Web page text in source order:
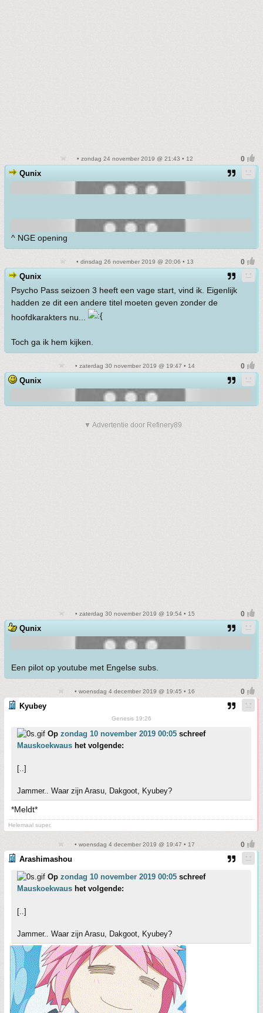
• zondag 24 november 2019 @ 21:43 • 12
Qunix
^ NGE opening
• dinsdag 26 november 2019 @ 20:06 • 13
Qunix
Psycho Pass seizoen 3 heeft een vage start, vind ik. Eigenlijk
hadden ze dit een andere titel moeten geven zonder de
hoofdkarakters nu...
Toch ga ik hem kijken.
• zaterdag 30 november 2019 @ 19:47 • 14
Qunix
▼ Advertentie door Refinery89
• zaterdag 30 november 2019 @ 19:54 • 15
Qunix
Een pilot op youtube met Engelse subs.
• woensdag 4 december 2019 @ 19:45 • 16
Kyubey
Genesis 19:26
Op zondag 10 november 2019 00:05 schreef
Mauskoekwaus het volgende:
[..]
Jammer.. Waar zijn Arasu, Dakgoot, Kyubey?
*Meldt*
Helemaal super.
• woensdag 4 december 2019 @ 19:47 • 17
Arashimashou
Op zondag 10 november 2019 00:05 schreef
Mauskoekwaus het volgende:
[..]
Jammer.. Waar zijn Arasu, Dakgoot, Kyubey?